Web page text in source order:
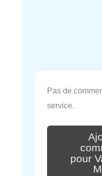
Pas de
service.
pour